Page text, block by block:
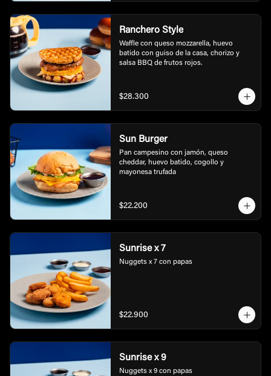
Ranchero Style
Waffle con queso mozzarella, huevo
batido con guiso de la casa, chorizo y
salsa BBQ de frutos rojos.
$28.300
Sun Burger
Pan campesino con jamón, queso
cheddar, huevo batido, cogollo y
mayonesa trufada
$22.200
Sunrise x 7
Nuggets x 7 con papas
$22.900
Sunrise x 9
Nuggets x 9 con papas